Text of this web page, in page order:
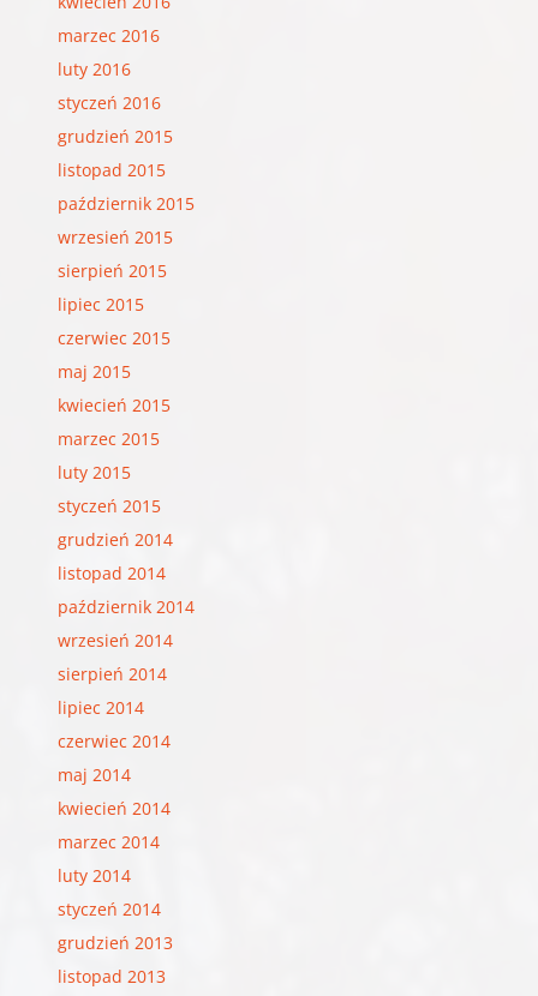
marzec 2016
luty 2016
styczeń 2016
grudzień 2015
listopad 2015
październik 2015
wrzesień 2015
sierpień 2015
lipiec 2015
czerwiec 2015
maj 2015
kwiecień 2015
marzec 2015
luty 2015
styczeń 2015
grudzień 2014
listopad 2014
październik 2014
wrzesień 2014
sierpień 2014
lipiec 2014
czerwiec 2014
maj 2014
kwiecień 2014
marzec 2014
luty 2014
styczeń 2014
grudzień 2013
listopad 2013